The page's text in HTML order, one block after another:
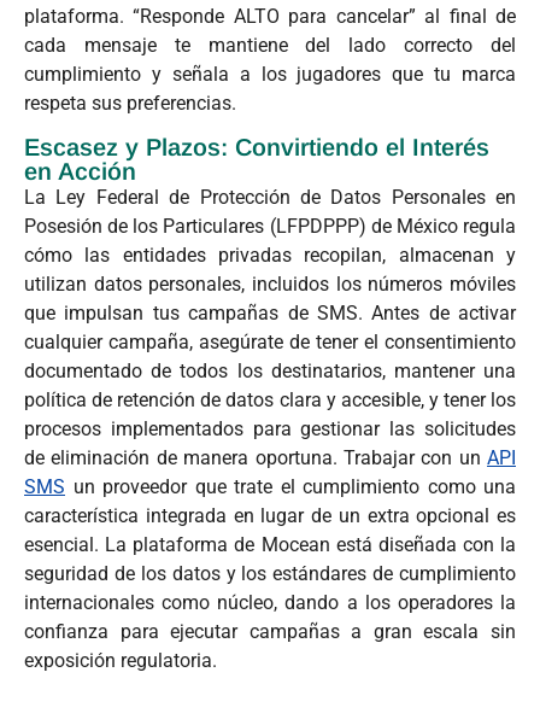
plataforma. “Responde ALTO para cancelar” al final de
cada mensaje te mantiene del lado correcto del
cumplimiento y señala a los jugadores que tu marca
respeta sus preferencias.
Escasez y Plazos: Convirtiendo el Interés
en Acción
La Ley Federal de Protección de Datos Personales en
Posesión de los Particulares (LFPDPPP) de México regula
cómo las entidades privadas recopilan, almacenan y
utilizan datos personales, incluidos los números móviles
que impulsan tus campañas de SMS. Antes de activar
cualquier campaña, asegúrate de tener el consentimiento
documentado de todos los destinatarios, mantener una
política de retención de datos clara y accesible, y tener los
procesos implementados para gestionar las solicitudes
de eliminación de manera oportuna. Trabajar con un API
SMS un proveedor que trate el cumplimiento como una
característica integrada en lugar de un extra opcional es
esencial. La plataforma de Mocean está diseñada con la
seguridad de los datos y los estándares de cumplimiento
internacionales como núcleo, dando a los operadores la
confianza para ejecutar campañas a gran escala sin
exposición regulatoria.